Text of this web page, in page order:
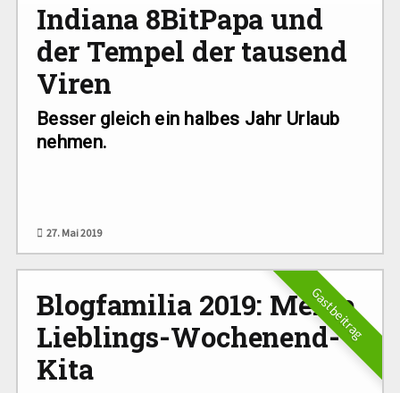
Indiana 8BitPapa und
der Tempel der tausend
Viren
Besser gleich ein halbes Jahr Urlaub
nehmen.
27. Mai 2019
Gastbeitrag
Blogfamilia 2019: Meine
Lieblings-Wochenend-
Kita